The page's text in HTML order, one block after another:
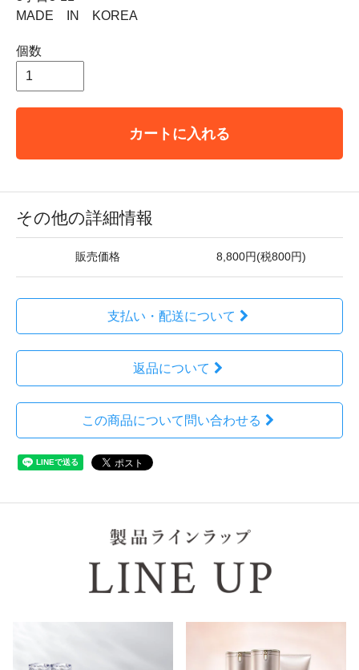
MADE IN KOREA
個数
カートに入れる
その他の詳細情報
販売価格 8,800円(税800円)
支払い・配送について
返品について
この商品について問い合わせる